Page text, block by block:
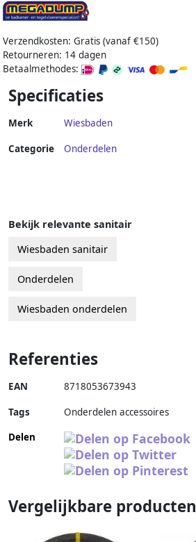
Verzendkosten: Gratis (vanaf €150)
Retourneren: 14 dagen
Betaalmethodes:
Specificaties
Merk Wiesbaden
Categorie Onderdelen
Bekijk relevante sanitair
Wiesbaden sanitair
Onderdelen
Wiesbaden onderdelen
Referenties
EAN 8718053673943
Tags
Onderdelen accessoires
Delen
Vergelijkbare producten